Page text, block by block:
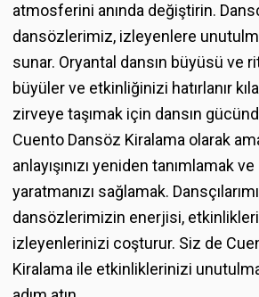
atmosferini anında değiştirin.
dansözlerimiz, izleyenlere
sunar. Oryantal dansın büyüsü ve
büyüler ve etkinliğinizi hatırlanır
zirveye taşımak için dansın
Cuento Dansöz Kiralama olarak
anlayışınızı yeniden tanımlamak
yaratmanızı sağlamak.
dansözlerimizin enerjisi,
izleyenlerinizi coşturur. Siz de
Kiralama ile etkinliklerinizi